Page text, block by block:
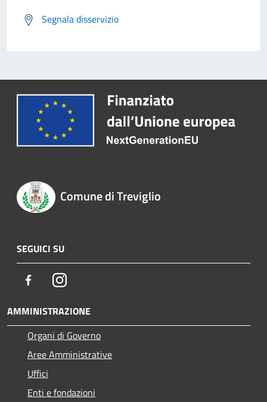
Segnala disservizio
Comune di Treviglio
SEGUICI SU
FacebookInstagram
AMMINISTRAZIONE
Organi di Governo
Aree Amministrative
Uffici
Enti e fondazioni